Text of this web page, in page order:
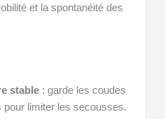
et la spontanéité des
stable: garde les coudes
pour limiter les secousses.